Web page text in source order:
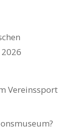
Vereinssport